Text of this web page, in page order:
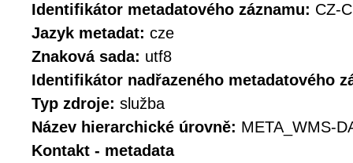
Identifikátor metadatového záznamu: CZ-
Jazyk metadat: cze
Znaková sada: utf8
Identifikátor nadřazeného metadatového
Typ zdroje: služba
Název hierarchické úrovně: META_WMS-
Kontakt - metadata